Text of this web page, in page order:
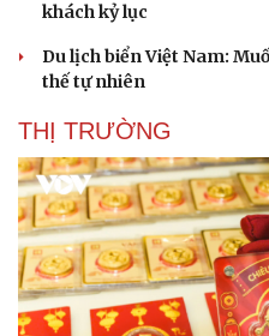
khách kỷ lục
Du lịch biển Việt Nam:
thế tự nhiên
THỊ TRƯỜNG